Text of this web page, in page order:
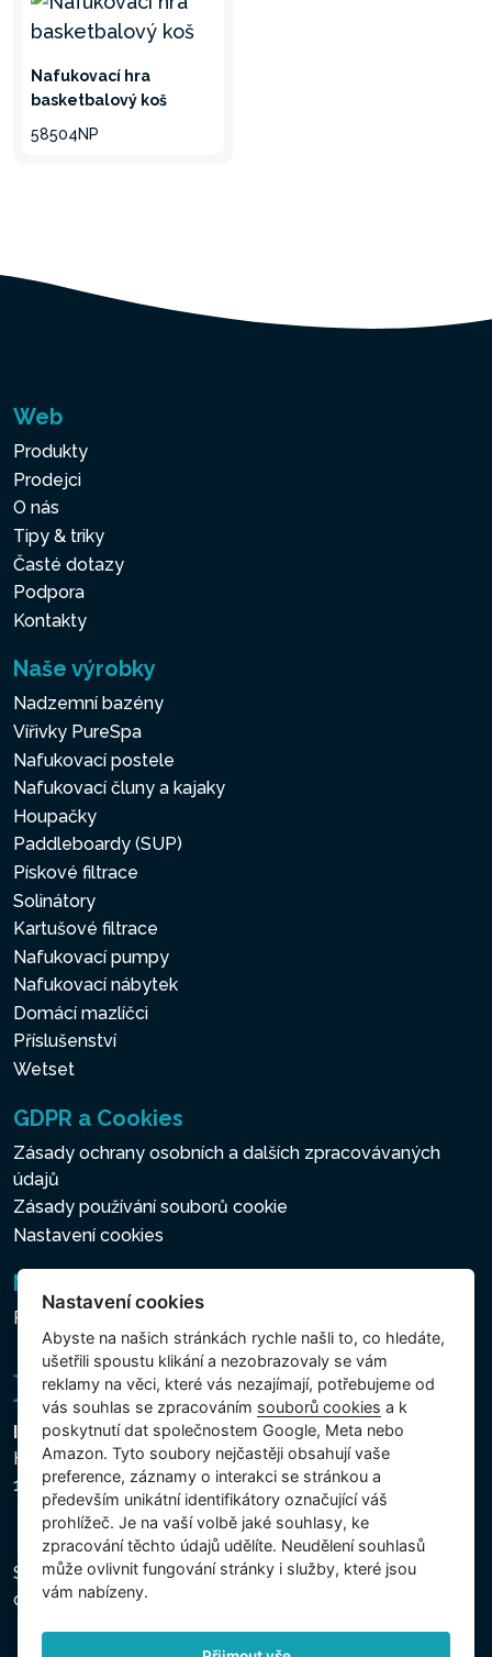
Nafukovací hra
basketbalový koš
58504NP
Web
Produkty
Prodejci
O nás
Tipy & triky
Časté dotazy
Podpora
Kontakty
Naše výrobky
Nadzemní bazény
Vířivky PureSpa
Nafukovací postele
Nafukovací čluny a kajaky
Houpačky
Paddleboardy (SUP)
Pískové filtrace
Solinátory
Kartušové filtrace
Nafukovací pumpy
Nafukovací nábytek
Domácí mazlíčci
Příslušenství
Wetset
GDPR a Cookies
Zásady ochrany osobních a dalších zpracovávaných
údajů
Zásady používání souborů cookie
Nastavení cookies
Newsletter
Přihlášení k odběru novinek
Intex Trading, s.r.o.
Hradecká 2526/3
130 00 Praha 3 - Česká republika
Společnost je zapsána u Městského soudu v Praze,
oddíl C, vložka 74759, IČ 26150808, DIČ CZ26150808.
Nastavení cookies
Abyste na našich stránkách rychle našli to, co hledáte,
ušetřili spoustu klikání a nezobrazovaly se vám
reklamy na věci, které vás nezajímají, potřebujeme od
vás souhlas se zpracováním souborů cookies a k
poskytnutí dat společnostem Google, Meta nebo
Amazon. Tyto soubory nejčastěji obsahují vaše
preference, záznamy o interakci se stránkou a
především unikátní identifikátory označující váš
prohlížeč. Je na vaší volbě jaké souhlasy, ke
zpracování těchto údajů udělíte. Neudělení souhlasů
může ovlivnit fungování stránky i služby, které jsou
vám nabízeny.